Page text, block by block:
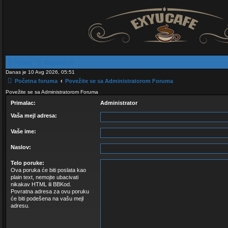
Danas je 10 Avg 2026, 05:51
Početna foruma Povežite se sa Administratorom Foruma
Povežite se sa Administratorom Foruma
Primalac: Administrator
Vaša mejl adresa:
Vaše ime:
Naslov:
Telo poruke:
Ova poruka će biti poslata kao
plain text, nemojte ubacivati
nikakav HTML ili BBKod.
Povratna adresa za ovu poruku
će biti podešena na vašu mejl
adresu.